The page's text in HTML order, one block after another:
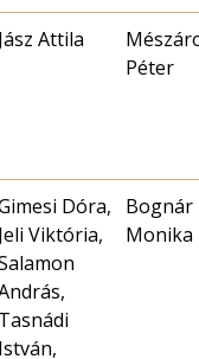
Jász Attila
Péter
Dóra,
Jeli Viktória,
Tasnádi
István,
Bognár
Monika